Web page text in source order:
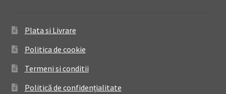
Plata si Livrare
Politica de cookie
Termeni si conditii
Politică de confidențialitate